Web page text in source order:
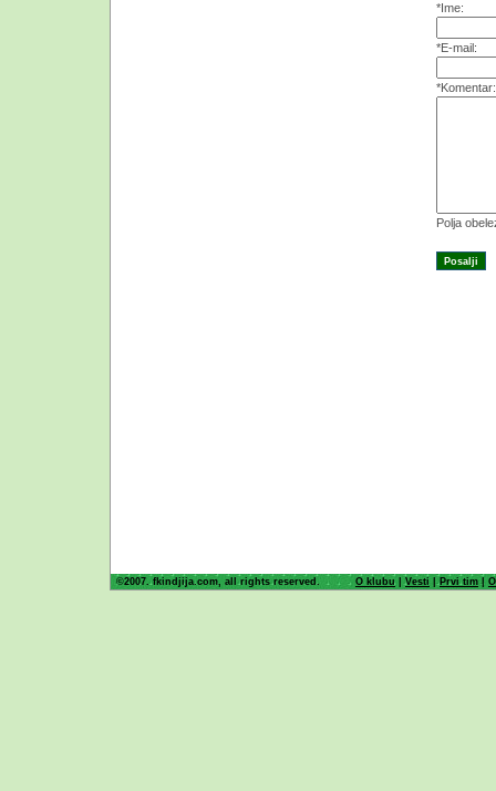
*Ime:
*E-mail:
*Komentar:
Polja
©2007. fkindjija.com, all rights reserved. O klubu |Vesti | Prvi tim |